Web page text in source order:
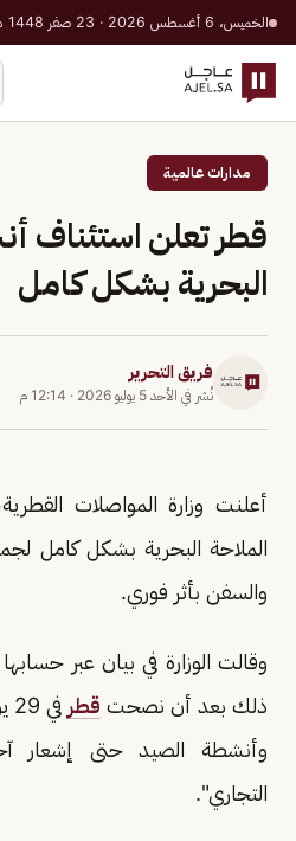
الخميس، 6 أغسطس 2026 · 23 صفر 1448 هـ
مدارات عالمية
قطر تعلن استئناف
البحرية بشكل كامل
فريق التحرير
نُشر في الأحد 5 يوليو 2026 · 12:14 م
أعلنت وزارة المواصلات
الملاحة البحرية بشكل كامل
والسفن بأثر ​فوري.
وقالت الوزارة في بيان عبر
ذلك بعد أن نصحت ⁠ قطر
وأنشطة الصيد ​حتى إشعار
التجاري".